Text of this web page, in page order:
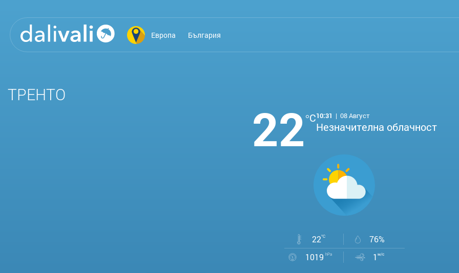
Европа България
ТРЕНТО
22°C10:31 | 08 Август
Незначителна облачност
22°C
76%
1019 hPa 1 м/с